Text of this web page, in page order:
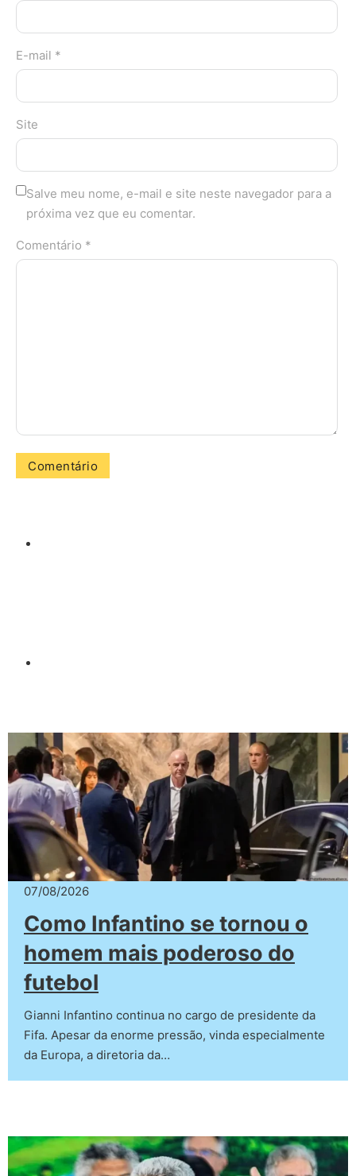
E-mail *
Site
Salve meu nome, e-mail e site neste navegador para a
próxima vez que eu comentar.
Comentário *
07/08/2026
Como Infantino se tornou o
homem mais poderoso do
futebol
Gianni Infantino continua no cargo de presidente da
Fifa. Apesar da enorme pressão, vinda especialmente
da Europa, a diretoria da…